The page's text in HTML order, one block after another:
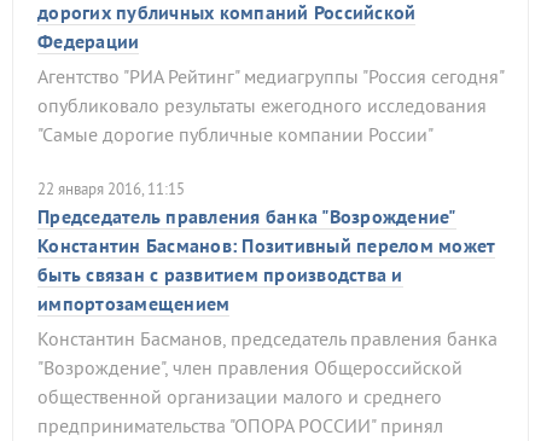
дорогих публичных компаний Российской
Федерации
Агентство "РИА Рейтинг" медиагруппы "Россия сегодня"
опубликовало результаты ежегодного исследования
"Самые дорогие публичные компании России"
22 января 2016, 11:15
Председатель правления банка "Возрождение"
Константин Басманов: Позитивный перелом может
быть связан с развитием производства и
импортозамещением
Константин Басманов, председатель правления банка
"Возрождение", член правления Общероссийской
общественной организации малого и среднего
предпринимательства "ОПОРА РОССИИ" принял